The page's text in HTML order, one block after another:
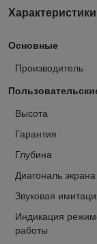
Характеристики
Основные
Производитель
Высота
Гарантия
Глубина
Диагональ экрана
Звуковая
Индикация
работы